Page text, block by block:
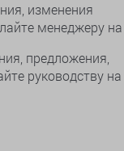
изменения
менеджеру на
предложения,
руководству на